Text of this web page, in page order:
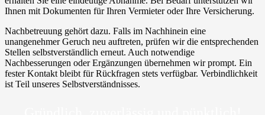
Ihnen mit Dokumenten für Ihren Vermieter oder Ihre Versicherung.
Nachbetreuung gehört dazu. Falls im Nachhinein eine
unangenehmer Geruch neu auftreten, prüfen wir die entsprechenden
Stellen selbstverständlich erneut. Auch notwendige
Nachbesserungen oder Ergänzungen übernehmen wir prompt. Ein
fester Kontakt bleibt für Rückfragen stets verfügbar. Verbindlichkeit
ist Teil unseres Selbstverständnisses.